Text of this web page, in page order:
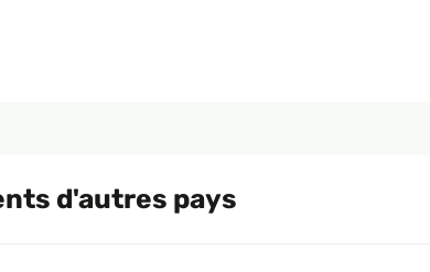
d'autres pays